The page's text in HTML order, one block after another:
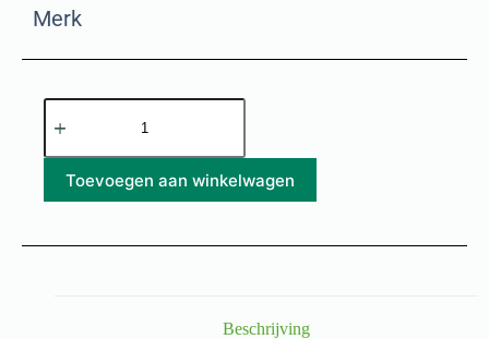
Merk
Toevoegen aan winkelwagen
Beschrijving